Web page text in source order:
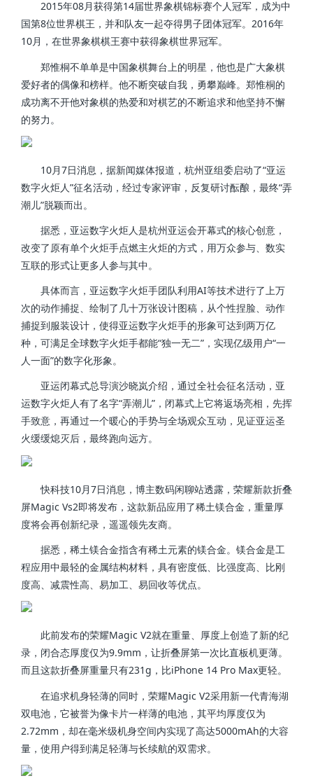
2015年08月获得第14届世界象棋锦标赛个人冠军，成为中
国第8位世界棋王，并和队友一起夺得男子团体冠军。2016年
10月，在世界象棋棋王赛中获得象棋世界冠军。
郑惟桐不单单是中国象棋舞台上的明星，他也是广大象棋
爱好者的偶像和榜样。他不断突破自我，勇攀巅峰。郑惟桐的
成功离不开他对象棋的热爱和对棋艺的不断追求和他坚持不懈
的努力。
10月7日消息，据新闻媒体报道，杭州亚组委启动了“亚运
数字火炬人”征名活动，经过专家评审，反复研讨酝酿，最终“弄
潮儿”脱颖而出。
据悉，亚运数字火炬人是杭州亚运会开幕式的核心创意，
改变了原有单个火炬手点燃主火炬的方式，用万众参与、数实
互联的形式让更多人参与其中。
具体而言，亚运数字火炬手团队利用AI等技术进行了上万
次的动作捕捉、绘制了几十万张设计图稿，从个性捏脸、动作
捕捉到服装设计，使得亚运数字火炬手的形象可达到两万亿
种，可满足全球数字火炬手都能“独一无二”，实现亿级用户“一
人一面”的数字化形象。
亚运闭幕式总导演沙晓岚介绍，通过全社会征名活动，亚
运数字火炬人有了名字“弄潮儿”，闭幕式上它将返场亮相，先挥
手致意，再通过一个暖心的手势与全场观众互动，见证亚运圣
火缓缓熄灭后，最终跑向远方。
快科技10月7日消息，博主数码闲聊站透露，荣耀新款折叠
屏Magic Vs2即将发布，这款新品应用了稀土镁合金，重量厚
度将会再创新纪录，遥遥领先友商。
据悉，稀土镁合金指含有稀土元素的镁合金。镁合金是工
程应用中最轻的金属结构材料，具有密度低、比强度高、比刚
度高、减震性高、易加工、易回收等优点。
此前发布的荣耀Magic V2就在重量、厚度上创造了新的纪
录，闭合态厚度仅为9.9mm，让折叠屏第一次比直板机更薄。
而且这款折叠屏重量只有231g，比iPhone 14 Pro Max更轻。
在追求机身轻薄的同时，荣耀Magic V2采用新一代青海湖
双电池，它被誉为像卡片一样薄的电池，其平均厚度仅为
2.72mm，却在毫米级机身空间内实现了高达5000mAh的大容
量，使用户得到满足轻薄与长续航的双需求。